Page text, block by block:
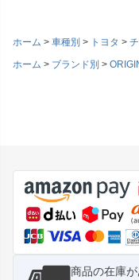
ホーム 車種別 トヨタ
ホーム
ブランド別
商品の在庫